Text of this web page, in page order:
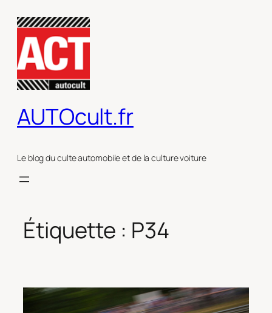
contenu
AUTOcult.fr
Le blog du culte automobile et de la culture voiture
Étiquette : P34